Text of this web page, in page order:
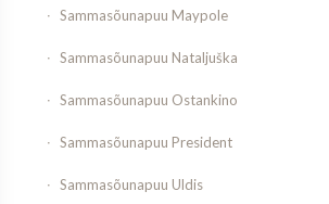
Sammasõunapuu Maypole
Sammasõunapuu Nataljuška
Sammasõunapuu Ostankino
Sammasõunapuu President
Sammasõunapuu Uldis